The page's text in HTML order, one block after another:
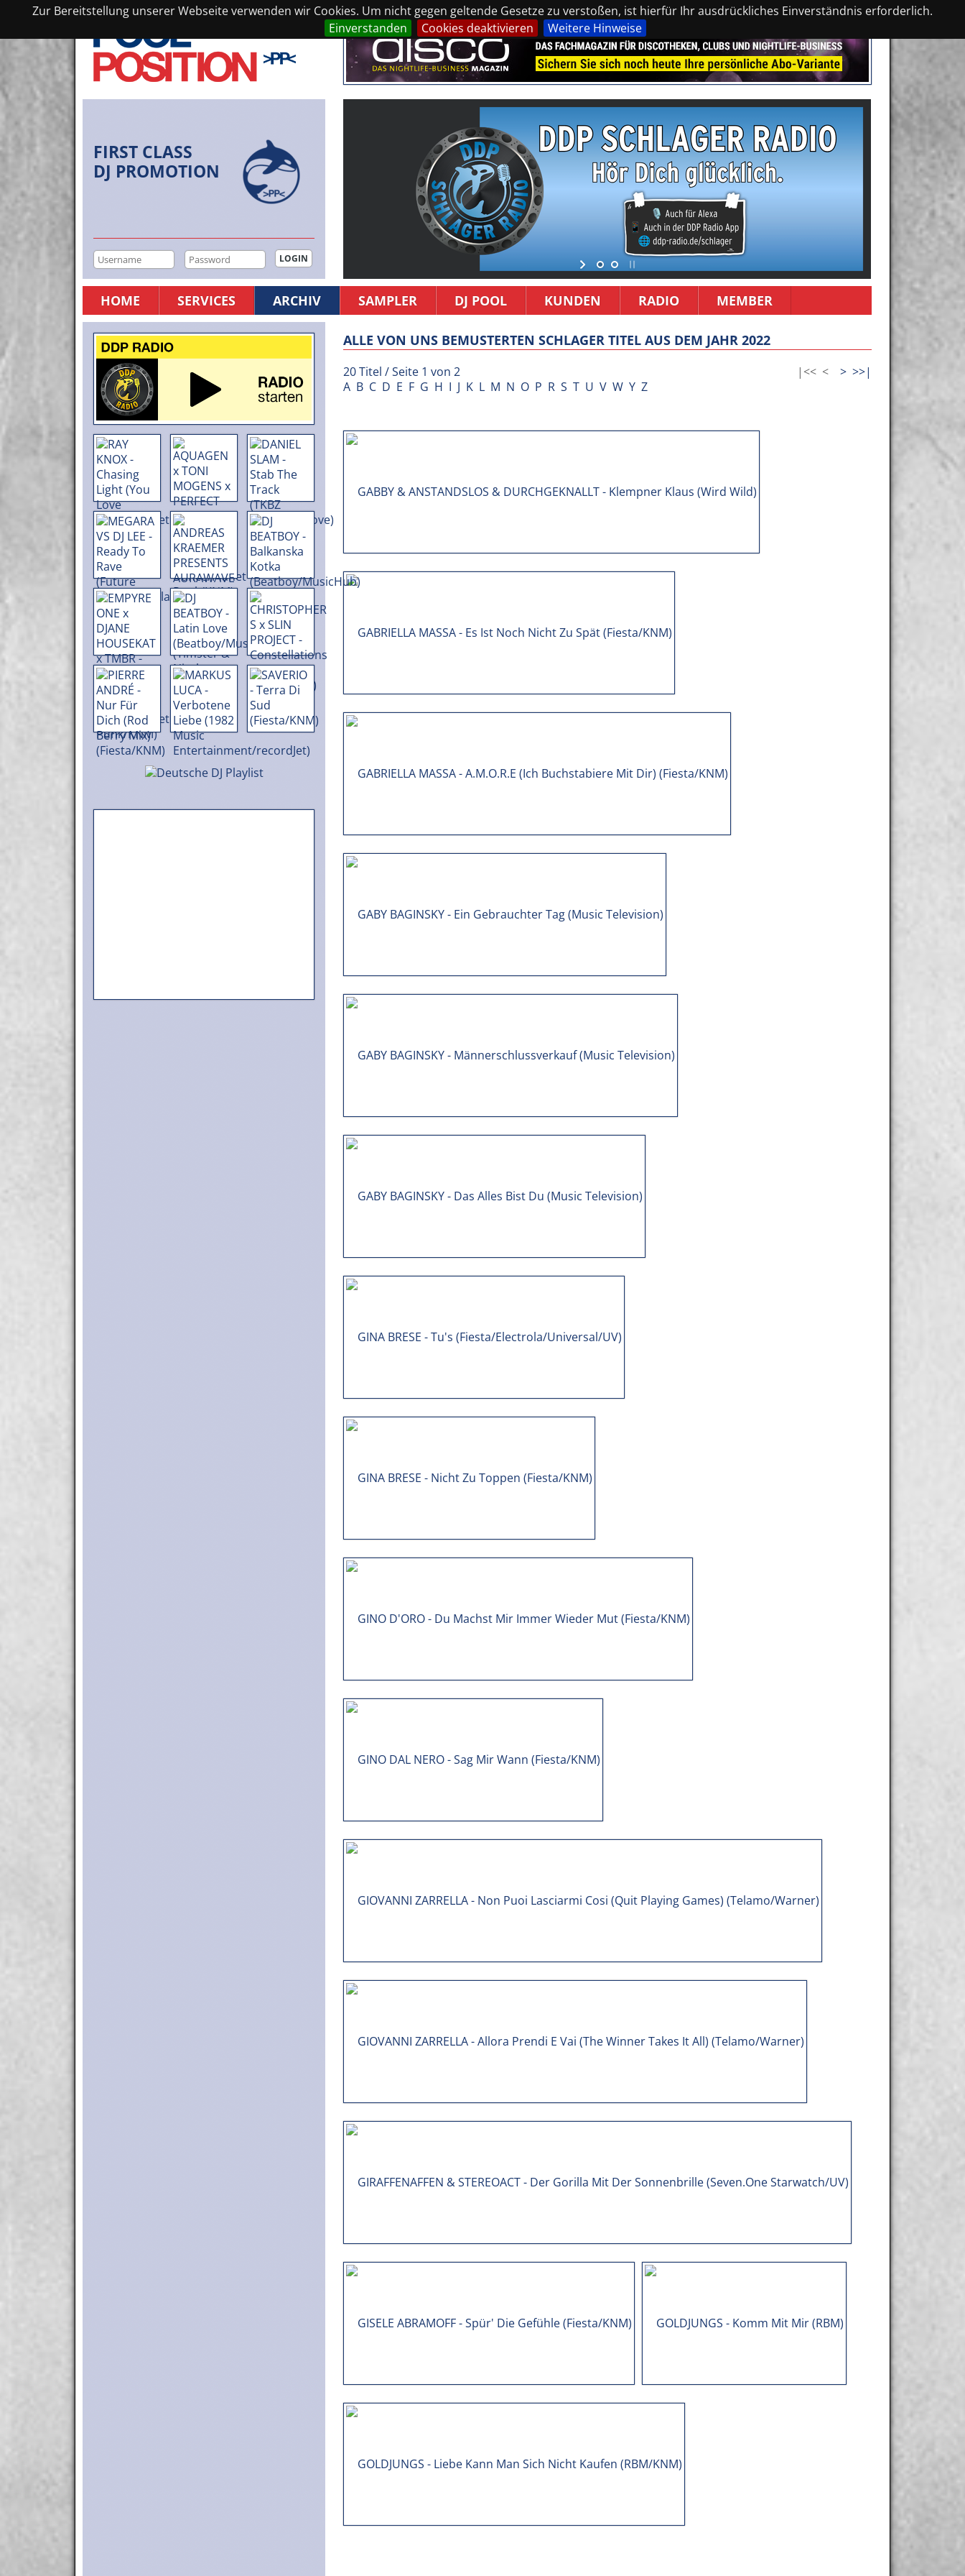
Zur Bereitstellung unserer Webseite verwenden wir Cookies. Um nicht gegen geltende Gesetze zu verstoßen, ist hierfür Ihr ausdrückliches Einverständnis erforderlich.
Einverstanden
Cookies deaktivieren Weitere Hinweise
FIRST CLASS
DJ PROMOTION
HOME SERVICES ARCHIV SAMPLER DJ POOL KUNDEN RADIO MEMBER
ALLE VON UNS BEMUSTERTEN SCHLAGER TITEL AUS DEM JAHR 2022
20 Titel / Seite 1 von 2 |<< < > >>|
A B C D E F G H I J K L M N O P R S T U V W Y Z